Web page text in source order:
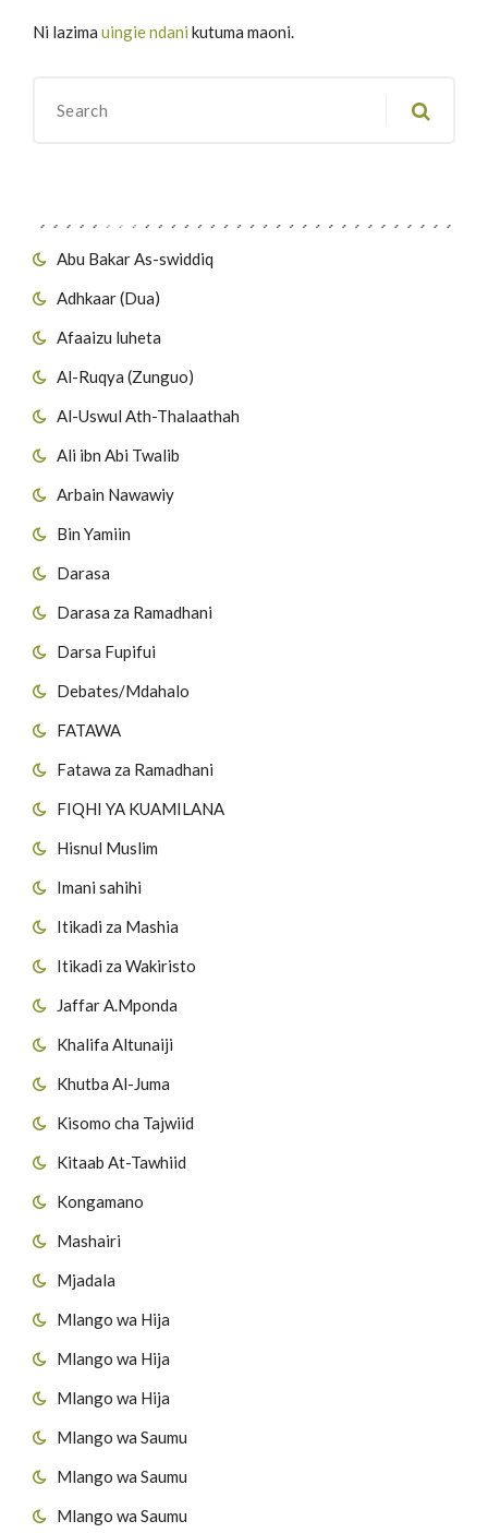
Abu Bakar As-swiddiq
Adhkaar (Dua)
Afaaizu luheta
Al-Ruqya (Zunguo)
Al-Uswul Ath-Thalaathah
Ali ibn Abi Twalib
Arbain Nawawiy
Bin Yamiin
Darasa
Darasa za Ramadhani
Darsa Fupifui
Debates/Mdahalo
FATAWA
Fatawa za Ramadhani
FIQHI YA KUAMILANA
Hisnul Muslim
Imani sahihi
Itikadi za Mashia
Itikadi za Wakiristo
Jaffar A.Mponda
Khalifa Altunaiji
Khutba Al-Juma
Kisomo cha Tajwiid
Kitaab At-Tawhiid
Kongamano
Mashairi
Mjadala
Mlango wa Hija
Mlango wa Hija
Mlango wa Hija
Mlango wa Saumu
Mlango wa Saumu
Mlango wa Saumu
Ni lazima uingie ndani kutuma maoni.